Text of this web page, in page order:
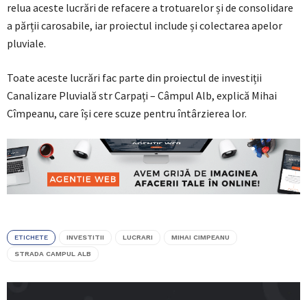
relua aceste lucrări de refacere a trotuarelor și de consolidare
a părții carosabile, iar proiectul include și colectarea apelor
pluviale.
Toate aceste lucrări fac parte din proiectul de investiții
Canalizare Pluvială str Carpați – Câmpul Alb, explică Mihai
Cîmpeanu, care își cere scuze pentru întârzierea lor.
ETICHETE INVESTITII LUCRARI MIHAI CIMPEANU
STRADA CAMPUL ALB